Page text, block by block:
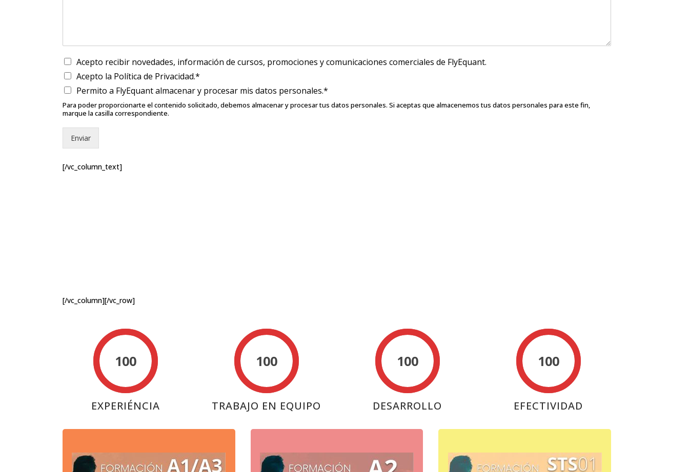
C
a
s
i
l
l
v
e
Acepto recibir novedades, información de cursos, promociones y comunicaciones comerciales de FlyEquant.
Acepto la Política de Privacidad.*
Permito a FlyEquant almacenar y procesar mis datos personales.*
Para poder proporcionarte el contenido solicitado, debemos almacenar y procesar tus datos personales. Si aceptas que almacenemos tus datos personales para este fin,
marque la casilla correspondiente.
Enviar
[/vc_column_text]
[/vc_column][/vc_row]
100
EXPERIÉNCIA
100
TRABAJO EN EQUIPO
100
DESARROLLO
100
EFECTIVIDAD